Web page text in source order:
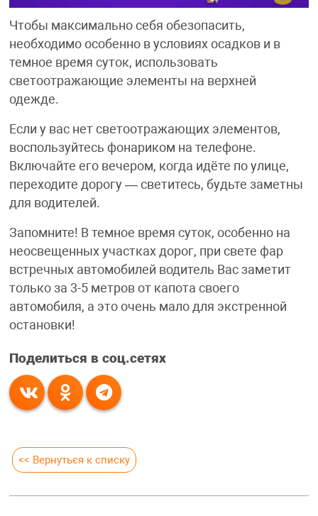
Чтобы максимально себя обезопасить,
необходимо особенно в условиях осадков и в
темное время суток, использовать
светоотражающие элементы на верхней
одежде.
Если у вас нет светоотражающих элементов,
воспользуйтесь фонариком на телефоне.
Включайте его вечером, когда идёте по улице,
переходите дорогу — светитесь, будьте заметны
для водителей.
Запомните! В темное время суток, особенно на
неосвещенных участках дорог, при свете фар
встречных автомобилей водитель Вас заметит
только за 3-5 метров от капота своего
автомобиля, а это очень мало для экстренной
остановки!
Поделиться в соц.сетях
<< Вернуться к списку